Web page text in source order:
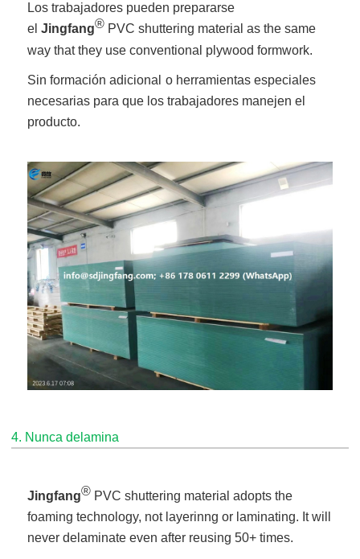
Los trabajadores pueden prepararse
elJingfang® PVC shuttering material as the same
way that they use conventional plywood formwork.
Sin formación adicional
o herramientas especiales
necesarias para que los trabajadores manejen el
producto.
4. Nunca delamina
Jingfang® PVC shuttering material adopts the
foaming technology, not layerinng or laminating. It will
never delaminate even after reusing 50+ times.